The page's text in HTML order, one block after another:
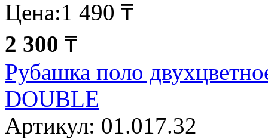
Цена:1 490 ₸
2 300 ₸
Рубашка поло
DOUBLE
Артикул: 01.017.32